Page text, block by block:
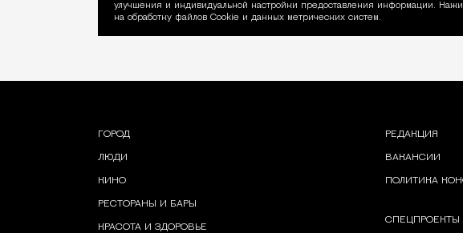
Уведомление об
улучшения и индивидуальной настройки предоставления информации.
на обработку файлов Cookie и данных метрических систем.
ГОРОД
ЛЮДИ
КИНО
РЕСТОРАНЫ И БАРЫ
КРАСОТА И ЗДОРОВЬЕ
РЕДАКЦИЯ
ВАКАНСИИ
ПОЛИТИКА
СПЕЦПРОЕКТЫ